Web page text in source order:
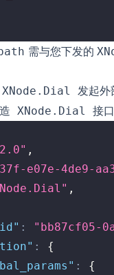
需与您下发的
XNode.Dial
发起外
XNode.Dial 接口
,
e07e-4de9-
,
: "bb87cf05-
:
{
:
{